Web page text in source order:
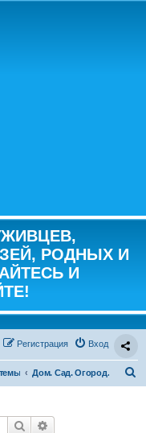
РОДНЫХ И
И
Вход
Регистрация
Дом. Сад. Огород.
Поиск